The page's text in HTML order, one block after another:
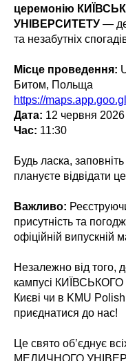
церемонію
УНІВЕРСИТЕТУ —
та незабутніх
Місце проведення:
Битом, Польща
https://
Дата: 12 червня 2026
Час: 11:30
Будь ласка, заповніть
плануєте відвідати
Важливо:
присутність та
офіційній випускній
Незалежно від того,
кампусі
Києві чи в KMU
приєднатися до нас!
Це свято об’єднує
МЕДИЧНОГО